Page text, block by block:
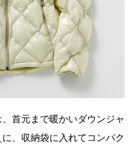
首元まで暖かいダウンジャ
、収納袋に入れてコンパク